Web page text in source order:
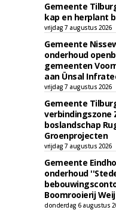
Gemeente
kap en herplant
vrijdag 7 augustus 2026
Gemeente
onderhoud
gemeenten
aan Ünsal
vrijdag 7 augustus 2026
Gemeente
verbindingszone
boslandschap
Groenprojecten
vrijdag 7 augustus 2026
Gemeente
onderhoud
Boomrooierij
donderdag 6 augustus